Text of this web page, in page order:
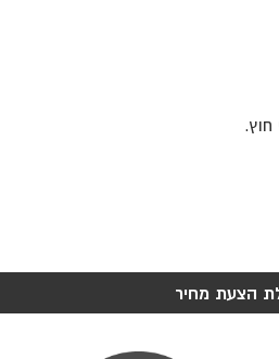
חוץ.
הצעת מחיר